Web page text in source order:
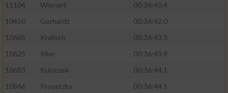
11104
Wienert
00:36:40.4
10450
Gerhardt
00:36:42.0
10665
Kralisch
00:36:43.3
10625
Klier
00:36:43.9
10683
Kubiczek
00:36:44.1
10846
Prosetzky
00:36:44.1